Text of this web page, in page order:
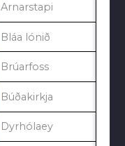
Arnarstapi
Bláa lónið
Brúarfoss
Búðakirkja
Dyrhólaey